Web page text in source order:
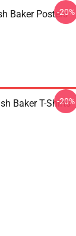
Baker Posters
-20%
Baker T-Shirts
-20%